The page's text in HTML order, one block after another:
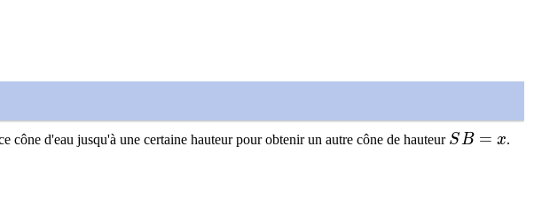
cône d'eau jusqu'à une certaine hauteur pour obtenir un autre cône de hauteur SB = x
S B = x.